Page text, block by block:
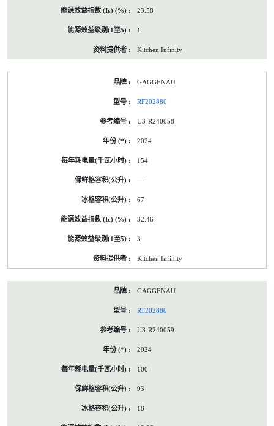
23.58
1
Kitchen Infinity
GAGGENAU
RF202880
U3-R240058
2024
154
—
67
32.46
3
Kitchen Infinity
GAGGENAU
RT202880
U3-R240059
2024
100
93
18